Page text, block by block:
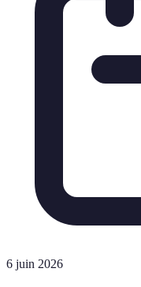
6 juin 2026